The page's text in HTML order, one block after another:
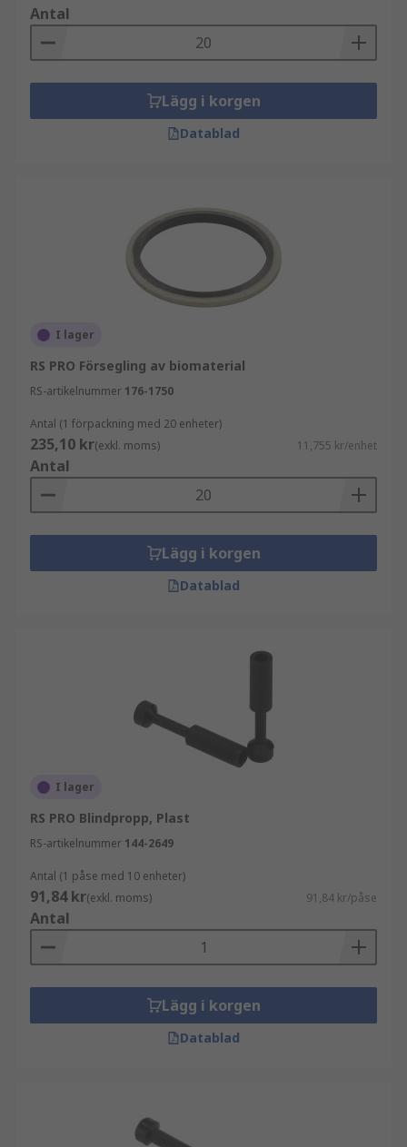
Antal
Lägg i korgen
Datablad
I lager
RS PRO Försegling av biomaterial
RS-artikelnummer 176-1750
Antal (1 förpackning med 20 enheter)
235,10 kr(exkl. moms) 11,755 kr/enhet
Antal
Lägg i korgen
Datablad
I lager
RS PRO Blindpropp, Plast
RS-artikelnummer 144-2649
Antal (1 påse med 10 enheter)
91,84 kr(exkl. moms) 91,84 kr/påse
Antal
Lägg i korgen
Datablad